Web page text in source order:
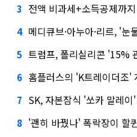
3 전액 비과세+소득공제까
4 메디큐브·아누아·리르, '
5 트럼프, 폴리실리콘 '15% 관
6 홈플러스의 'K트레이더조
7 SK, 자본잠식 '쏘카 말레
8 '괜히 바꿨나' 폭락장이 할퀸